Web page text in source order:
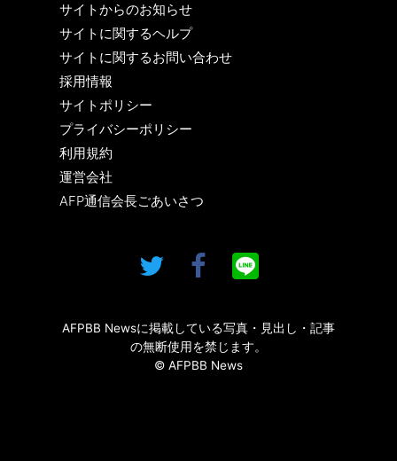
サイトからのお知らせ
サイトに関するヘルプ
サイトに関するお問い合わせ
採用情報
サイトポリシー
プライバシーポリシー
利用規約
運営会社
AFP通信会長ごあいさつ
AFPBB Newsに掲載している写真・見出し・記事
の無断使用を禁じます。
© AFPBB News